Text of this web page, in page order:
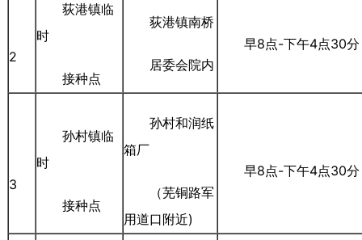
2
荻港镇临
时
接种点
荻港镇南桥
居委会院内
早8点-下午4点30分
3
孙村镇临
时
接种点
孙村和润纸
箱厂
（芜铜路军
用道口附近)
早8点-下午4点30分